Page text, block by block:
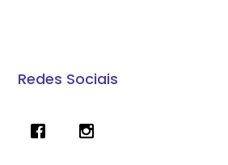
Redes Sociais